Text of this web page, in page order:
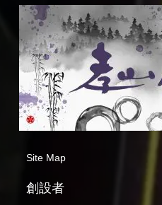
Site Map
創設者